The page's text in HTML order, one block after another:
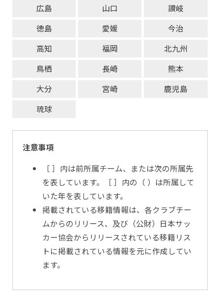
広島
山口
讃岐
徳島
愛媛
今治
高知
福岡
北九州
鳥栖
長崎
熊本
大分
宮崎
鹿児島
琉球
注意事項
［ ］内は前所属チーム、または次の所属先
を表しています。［ ］内の（ ）は所属して
いた年を表しています。
掲載されている移籍情報は、各クラブチー
ムからのリリース、及び（公財）日本サッ
カー協会からリリースされている移籍リス
トに掲載されている情報を元に作成してい
ます。